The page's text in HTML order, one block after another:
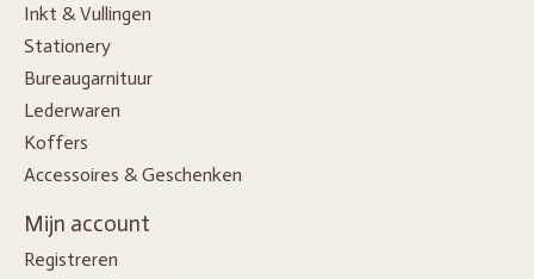
Inkt & Vullingen
Stationery
Bureaugarnituur
Lederwaren
Koffers
Accessoires & Geschenken
Mijn account
Registreren